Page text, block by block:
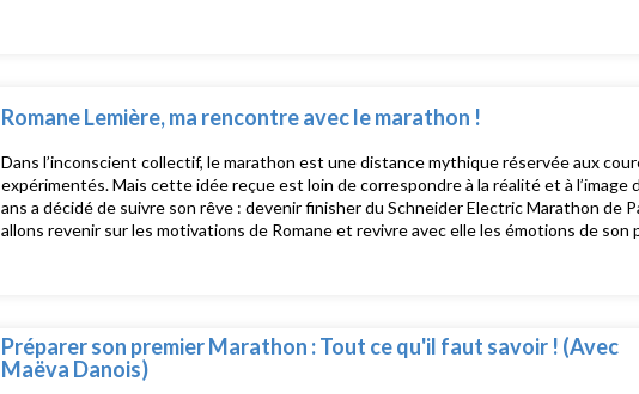
Romane Lemière, ma rencontre avec le marathon !
Dans l’inconscient collectif, le marathon est une distance mythique réservée aux
expérimentés. Mais cette idée reçue est loin de correspondre à la réalité et à l’image
ans a décidé de suivre son rêve : devenir finisher du Schneider Electric Marathon de
allons revenir sur les motivations de Romane et revivre avec elle les émotions de son
Préparer son premier Marathon : Tout ce qu'il faut savoir ! (Avec
Maëva Danois)